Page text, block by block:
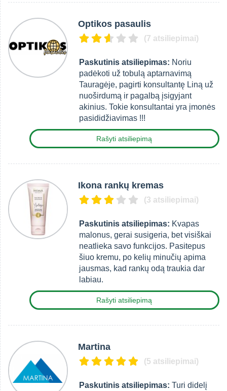
Optikos pasaulis
(7 atsiliepimai)
Paskutinis atsiliepimas: Noriu
padėkoti už tobulą aptarnavimą
Tauragėje, pagirti konsultantę Liną už
nuoširdumą ir pagalbą įsigyjant
akinius. Tokie konsultantai yra įmonės
pasididžiavimas !!!
Rašyti atsiliepimą
Ikona rankų kremas
(3 atsiliepimai)
Paskutinis atsiliepimas: Kvapas
malonus, gerai susigeria, bet visiškai
neatlieka savo funkcijos. Pasitepus
šiuo kremu, po kelių minučių apima
jausmas, kad rankų odą traukia dar
labiau.
Rašyti atsiliepimą
Martina
(5 atsiliepimai)
Paskutinis atsiliepimas: Turi didelį